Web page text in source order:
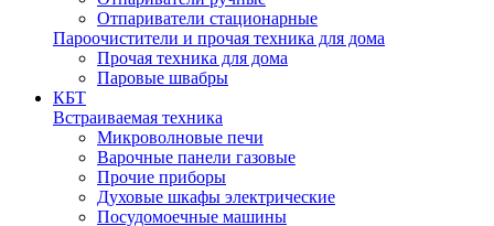
Отпариватели стационарные
Пароочистители и прочая техника для дома
Прочая техника для дома
Паровые швабры
КБТ
Встраиваемая техника
Микроволновые печи
Варочные панели газовые
Прочие приборы
Духовые шкафы электрические
Посудомоечные машины